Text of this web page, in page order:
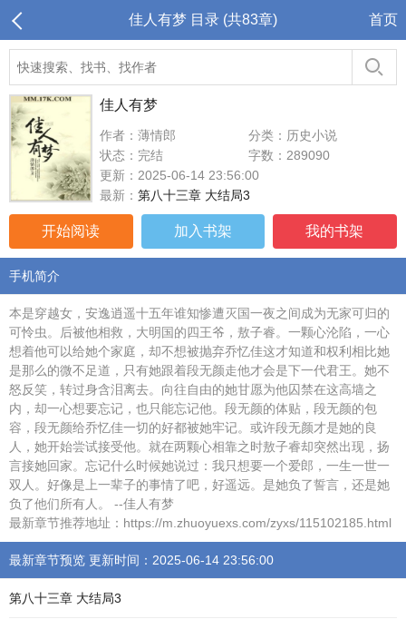
佳人有梦 目录 (共83章) 首页
佳人有梦
作者：薄情郎
分类：历史小说
状态：完结
字数：289090
更新：2025-06-14 23:56:00
最新： 第八十三章 大结局3
开始阅读 加入书架 我的书架
手机简介
本是穿越女，安逸逍遥十五年谁知惨遭灭国一夜之间成为无家可归的
可怜虫。后被他相救，大明国的四王爷，敖子睿。一颗心沦陷，一心
想着他可以给她个家庭，却不想被抛弃乔忆佳这才知道和权利相比她
是那么的微不足道，只有她跟着段无颜走他才会是下一代君王。她不
怒反笑，转过身含泪离去。向往自由的她甘愿为他囚禁在这高墙之
内，却一心想要忘记，也只能忘记他。段无颜的体贴，段无颜的包
容，段无颜给乔忆佳一切的好都被她牢记。或许段无颜才是她的良
人，她开始尝试接受他。就在两颗心相靠之时敖子睿却突然出现，扬
言接她回家。忘记什么时候她说过：我只想要一个爱郎，一生一世一
双人。好像是上一辈子的事情了吧，好遥远。是她负了誓言，还是她
负了他们所有人。 --佳人有梦
最新章节推荐地址：https://m.zhuoyuexs.com/zyxs/115102185.html
最新章节预览 更新时间：2025-06-14 23:56:00
第八十三章 大结局3